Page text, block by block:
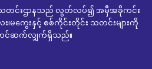
သတင်းဌာနသည် လွတ်လပ်၍ အမှီအခိုကင်း
း၊မကွေးနှင့် စစ်ကိုင်းတိုင်း သတင်းများကို
င်ဆက်လျှက်ရှိသည်။